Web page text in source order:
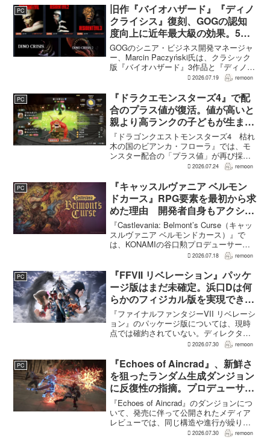
きなかったという投稿もあり、影響は
全...
PC
旧作『バイオハザード』『ディノ
クライシス』復刻、GOGの認知
度向上に近年最大級の効果。5作
品は90％超の肯定的評価
GOGのシニア・ビジネス開発マネージャ
ー、Marcin Paczyński氏は、クラシック
版『バイオハザード』3作品と『ディノク
ライシス』2作品の復刻が、近年のGOG
上に認知度向上へ貢献したと語った。現
在...
2026.07.19 remoon
PC
『ドラクエモンスターズ4』で配
合のプラス値が復活。値が高いと
親より高ランクの子どもが生まれ
ることも
『ドラゴンクエストモンスターズ4 枯れ
木の国のビアンカ・フローラ』では、モ
ンスター配合の「プラス値」が再び採用
される。配合を繰り返すことで数値が増
が高くなる補正がかかる。前作『ドラゴ
ンクエストモンスターズ...
2026.07.24 remoon
PC
『キャッスルヴァニア ベルモン
ドカース』RPG要素を最初から求
めた理由 開発者自身もアクショ
ンのつらさを実感
『Castlevania: Belmont’s Curse（キャッ
スルヴァニア ベルモンドカース）』で
は、KONAMIの谷口勲プロデューサー
が、レベルアップを含むRPG的システム
何度も挑戦すれば先へ進める...
2026.07.18 remoon
PC
『FFVII リベレーション』パッケ
ージ版はまだ未確定。浜口Dは何
らかのフィジカル版を実現できる
よう調整中
『ファイナルファンタジーVII リベレーシ
ョン』のパッケージ版については、現時
点では確約されていない。ディレクター
の浜口直樹氏によると、具体的な商品ラ
フィジカル版を実現できるよう調整を進
めているという。G...
2026.07.30 remoon
PC
『Echoes of Aincrad』、新鮮さ
を狙ったランダム生成ダンジョン
に反復性の指摘。プロデューサー
は発売前に採用理由を説明
『Echoes of Aincrad』のダンジョンにつ
いて、発売に伴って公開されたメディア
レビューでは、同じ構造や進行が繰り返
されるとの評価が出ている。発売前の7月
2026.07.30 remoon